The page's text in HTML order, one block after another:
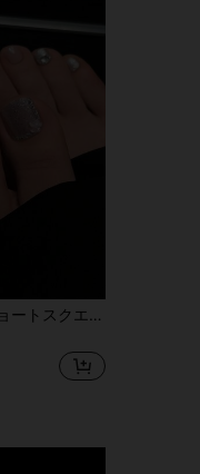
24個のプレス式ショートスクエア足の爪、ヌードグリッター足の爪、立体的な花ラインストーン装飾足の爪、ショートネイル、サマーネイル、Y2Kネイル、ジェリーグルーとネイルファイル付き、バケーション、パーティーなどに適しています